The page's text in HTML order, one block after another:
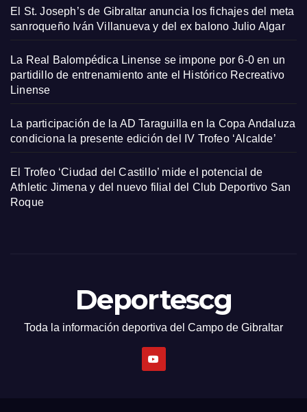
El St. Joseph’s de Gibraltar anuncia los fichajes del meta
sanroqueño Iván Villanueva y del ex balono Julio Algar
La Real Balompédica Linense se impone por 6-0 en un
partidillo de entrenamiento ante el Histórico Recreativo
Linense
La participación de la AD Taraguilla en la Copa Andaluza
condiciona la presente edición del IV Trofeo ‘Alcalde’
El Trofeo ‘Ciudad del Castillo’ mide el potencial de
Athletic Jimena y del nuevo filial del Club Deportivo San
Roque
Deportescg
Toda la información deportiva del Campo de Gibraltar